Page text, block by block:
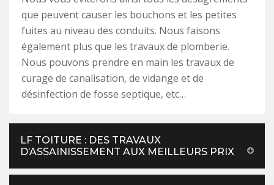
que peuvent causer les bouchons et les petites
fuites au niveau des conduits. Nous faisons
également plus que les travaux de plomberie.
Nous pouvons prendre en main les travaux de
curage de canalisation, de vidange et de
désinfection de fosse septique, etc…
LF TOITURE : DES TRAVAUX
D’ASSAINISSEMENT AUX MEILLEURS PRIX